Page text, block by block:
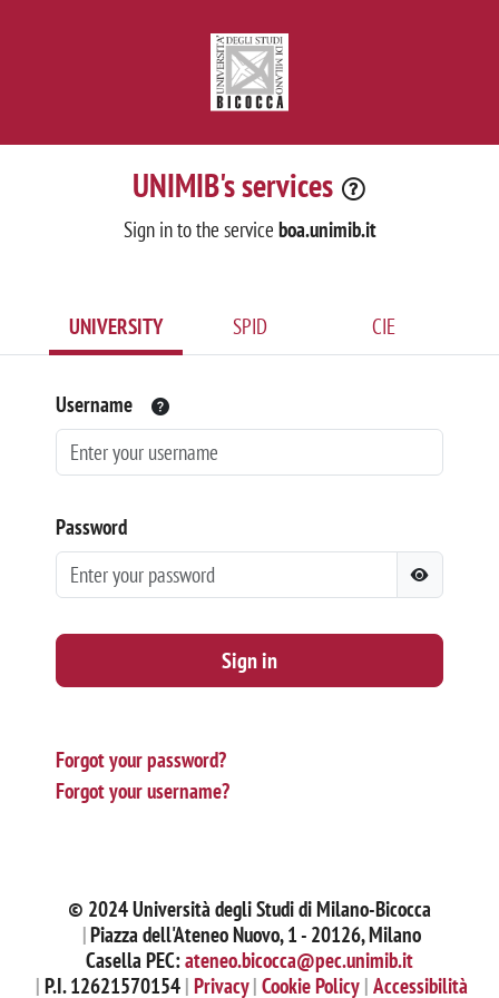
UNIMIB's services
Sign in to the service boa.unimib.it
UNIVERSITY SPID CIE
Username
Password
Sign in
Forgot your password?
Forgot your username?
© 2024 Università degli Studi di Milano-Bicocca
Piazza dell'Ateneo Nuovo, 1 - 20126, Milano
Casella PEC:ateneo.bicocca@pec.unimib.it
P.I. 12621570154 Privacy Cookie Policy Accessibilità